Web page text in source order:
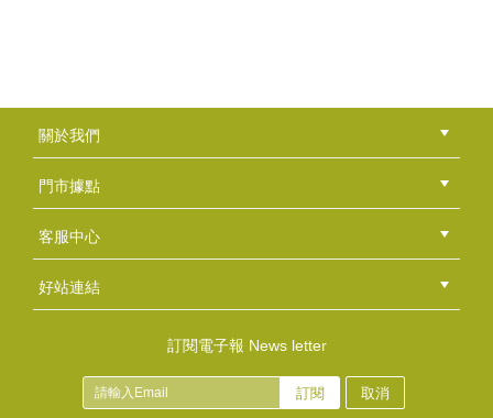
羅青青店長
"打皂的心情是愉悅的！ 用皂的生活是安心舒服的！...
「越來越多人願意自己動手創作，並藉由手作療癒身心，...
關於我們
公司簡介
品牌故事
最新消息
隱私權聲明
版權聲明
門市據點
總部
北區
中區
南區
東區
海外
客服中心
會員等級
購物流程
訂單查詢
常見問題
海外訂購流程
連絡我們
下載專區
紅利點數
好站連結
訂閱電子報 News letter
訂閱 取消